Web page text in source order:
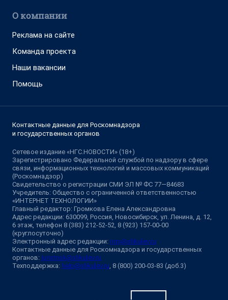
О компании
Реклама на сайте
Команда проекта
Наши вакансии
Помощь
Контактные данные для Роскомнадзора
и государственных органов
Сетевое издание «НГС.НОВОСТИ» (18+)
Зарегистрировано Федеральной службой по надзору в сфере
связи, информационных технологий и массовых коммуникаций
(Роскомнадзор)
Свидетельство о регистрации СМИ ЭЛ № ФС 77—84683
Учредитель: Общество с ограниченной ответственностью
«ИНТЕРНЕТ ТЕХНОЛОГИИ»
Главный редактор: Громкова Елена Александровна
Адрес редакции: 630099, Россия, Новосибирск, ул. Ленина, д. 12,
6 этаж, телефон 8 (383) 212-52-52, 8 (923) 157-00-00
(круглосуточно)
Электронный адрес редакции: ngs@shkulev.ru
Контактные данные для Роскомнадзора и государственных
органов: juristnsk@shkulev.ru
Техподдержка: help@shkulev.ru , 8 (800) 200-03-83 (доб.3)